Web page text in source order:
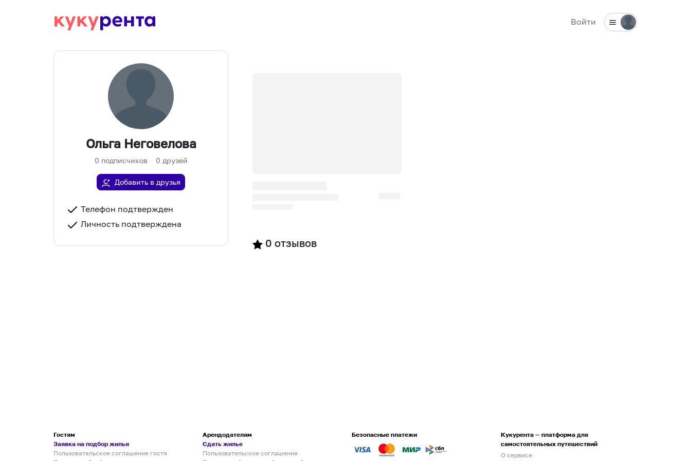
Войти
Ольга Неговелова
0 подписчиков 0 друзей
Добавить в друзья
Телефон подтвержден
Личность подтверждена
0 отзывов
Гостям
Заявка на подбор жилья
Пользовательское соглашение гостя
Арендодателям
Сдать жилье
Пользовательское соглашение
Безопасные платежи
Кукурента — платформа для
самостоятельных путешествий
О сервисе